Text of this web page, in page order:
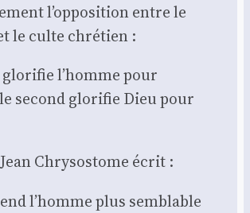
l’opposition entre le
le culte chré­tien :
l’homme pour
second glo­ri­fie Dieu pour
Chry­so­stome écrit :
l’homme plus sem­blable